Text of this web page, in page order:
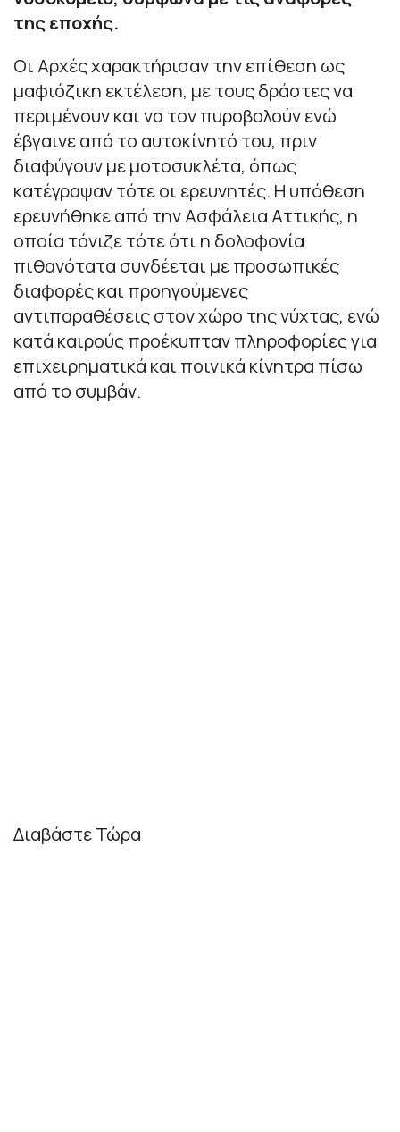
της εποχής.
Οι Αρχές χαρακτήρισαν την επίθεση ως
μαφιόζικη εκτέλεση, με τους δράστες να
περιμένουν και να τον πυροβολούν ενώ
έβγαινε από το αυτοκίνητό του, πριν
διαφύγουν με μοτοσυκλέτα, όπως
κατέγραψαν τότε οι ερευνητές. Η υπόθεση
ερευνήθηκε από την Ασφάλεια Αττικής, η
οποία τόνιζε τότε ότι η δολοφονία
πιθανότατα συνδέεται με προσωπικές
διαφορές και προηγούμενες
αντιπαραθέσεις στον χώρο της νύχτας, ενώ
κατά καιρούς προέκυπταν πληροφορίες για
επιχειρηματικά και ποινικά κίνητρα πίσω
από το συμβάν.
Διαβάστε Τώρα